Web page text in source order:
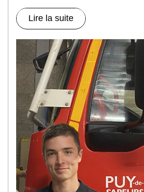
Lire la suite